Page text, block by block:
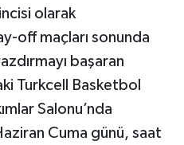
olarak
off maçları sonunda
başaran
Turkcell Basketbol
Salonu’nda
Cuma günü, saat